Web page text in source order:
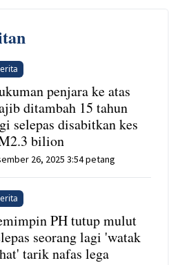
penjara ke atas
ditambah 15 tahun
selepas disabitkan kes
bilion
26, 2025 3:54 petang
PH tutup mulut
seorang lagi 'watak
tarik nafas lega